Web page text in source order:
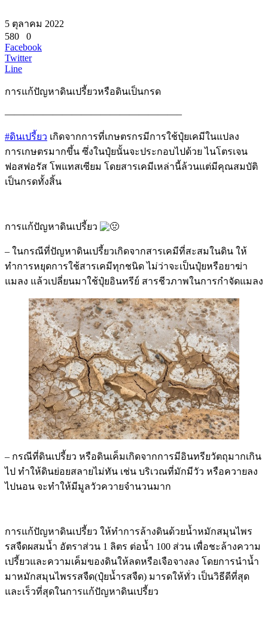
5 ตุลาคม 2022
580
0
Facebook
Twitter
Line
การแก้ปัญหาดินเปรี้ยวหรือดินเป็นกรด
——————————————————–
#ดินเปรี้ยว เกิดจากการที่เกษตรกรมีการใช้ปุ๋ยเคมีในแปลง
การเกษตรมากขึ้น ซึ่งในปุ๋ยนั้นจะประกอบไปด้วย ไนโตรเจน
ฟอสฟอรัส โพแทสเซียม โดยสารเคมีเหล่านี้ล้วนแต่มีคุณสมบัติ
เป็นกรดทั้งสิ้น
การแก้ปัญหาดินเปรี้ยว
– ในกรณีที่ปัญหาดินเปรี้ยวเกิดจากสารเคมีที่สะสมในดิน ให้
ทำการหยุดการใช้สารเคมีทุกชนิด ไม่ว่าจะเป็นปุ๋ยหรือยาฆ่า
แมลง แล้วเปลี่ยนมาใช้ปุ๋ยอินทรีย์ สารชีวภาพในการกำจัดแมลง
– กรณีที่ดินเปรี้ยว หรือดินเค็มเกิดจากการมีอินทรียวัตถุมากเกิน
ไป ทำให้ดินย่อยสลายไม่ทัน เช่น บริเวณที่มักมีวัว หรือควายลง
ไปนอน จะทำให้มีมูลวัวควายจำนวนมาก
การแก้ปัญหาดินเปรี้ยว ให้ทำการล้างดินด้วยน้ำหมักสมุนไพร
รสจืดผสมน้ำ อัตราส่วน 1 ลิตร ต่อน้ำ 100 ส่วน เพื่อชะล้างความ
เปรี้ยวและความเค็มของดินให้ลดหรือเจือจางลง โดยการนำน้ำ
มาหมักสมุนไพรรสจืด(ปุ๋ยน้ำรสจืด) มารดให้ทั่ว เป็นวิธีดีที่สุด
และเร็วที่สุดในการแก้ปัญหาดินเปรี้ยว